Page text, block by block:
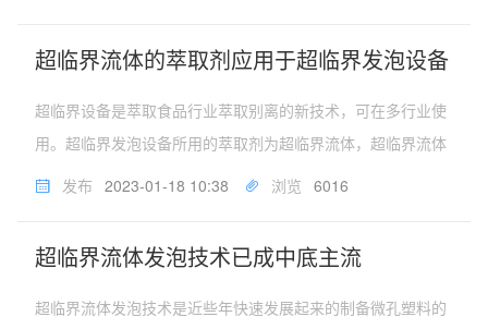
超临界流体的萃取剂应用于超临界发泡设备
超临界设备是萃取食品行业萃取别离的新技术，可在多行业使
用。超临界发泡设备所用的萃取剂为超临界流体，超临界流体
是介于气液之间的一种既非气态又非液态的物态，这种物质只
较大，与液体相仿，而它的...
发布 2023-01-18 10:38 浏览 6016
超临界流体发泡技术已成中底主流
超临界流体发泡技术是近些年快速发展起来的制备微孔塑料的